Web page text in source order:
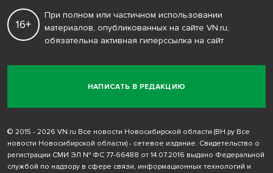
НАПИСАТЬ В РЕДАКЦИЮ
16+
При полном или частичном использовании
материалов, опубликованных на сайте VN.ru,
обязательна активная гиперссылка на сайт
© 2015 - 2026 VN.ru Все новости Новосибирской области (ВН.ру Все
новости Новосибирской области) - сетевое издание. Свидетельство о
регистрации СМИ ЭЛ № ФС 77-66488 от 14.07.2016 выдано Федеральной
службой по надзору в сфере связи, информационных технологий и